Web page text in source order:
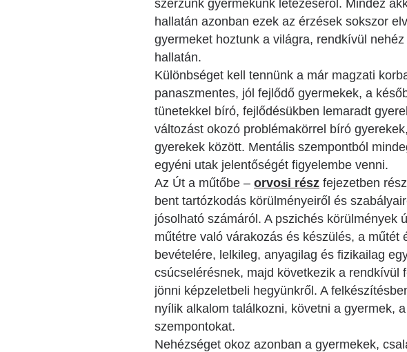
szerzünk gyermekünk létezéséről. Mindez
hallatán azonban ezek az érzések sokszor
gyermeket hoztunk a világra, rendkívül
hallatán.
Különbséget kell tennünk a már magzati
panaszmentes, jól fejlődő gyermekek, a
tünetekkel bíró, fejlődésükben lemaradt
változást okozó problémakörrel bíró
gyerekek között. Mentális szempontból
egyéni utak jelentőségét figyelembe venni.
Az Út a műtőbe – orvosi rész fejezetben
bent tartózkodás körülményeiről és
jósolható számáról. A pszichés körülmények
műtétre való várakozás és készülés, a
bevételére, lelkileg, anyagilag és fizikailag
csúcselérésnek, majd következik a rendkívül
jönni képzeletbeli hegyünkről. A
nyílik alkalom találkozni, követni a gyermek,
szempontokat.
Nehézséget okoz azonban a gyermekek,